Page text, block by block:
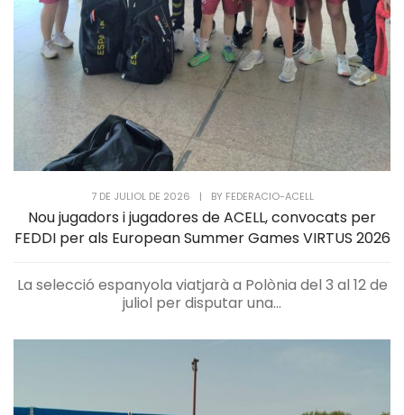
7 DE JULIOL DE 2026 | BY FEDERACIO-ACELL
Nou jugadors i jugadores de ACELL, convocats per
FEDDI per als European Summer Games VIRTUS 2026
La selecció espanyola viatjarà a Polònia del 3 al 12 de
juliol per disputar una...